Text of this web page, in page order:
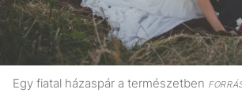
Egy fiatal házaspár a természetben